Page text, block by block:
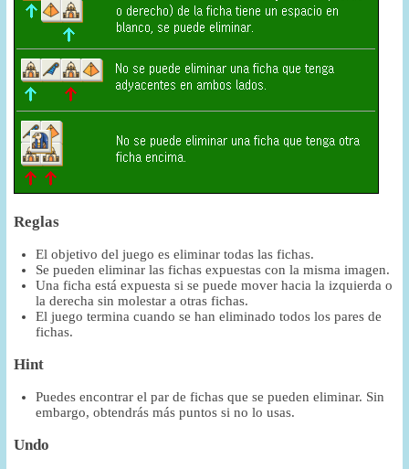
Reglas
El objetivo del juego es eliminar todas las fichas.
Se pueden eliminar las fichas expuestas con la misma imagen.
Una ficha está expuesta si se puede mover hacia la izquierda o
la derecha sin molestar a otras fichas.
El juego termina cuando se han eliminado todos los pares de
fichas.
Hint
Puedes encontrar el par de fichas que se pueden eliminar. Sin
embargo, obtendrás más puntos si no lo usas.
Undo